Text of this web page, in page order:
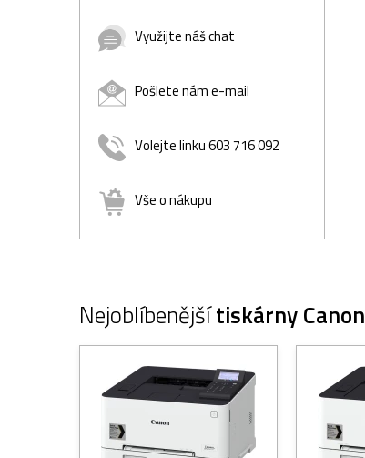
Využijte náš chat
Pošlete nám e-mail
Volejte linku 603 716 092
Vše o nákupu
Nejoblíbenějšítiskárny Canon